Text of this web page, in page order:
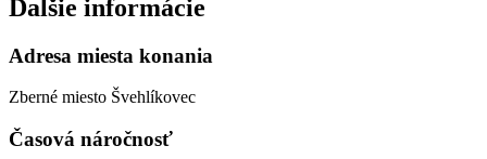
Ďalšie informácie
Adresa miesta konania
Zberné miesto Švehlíkovec
Časová náročnosť